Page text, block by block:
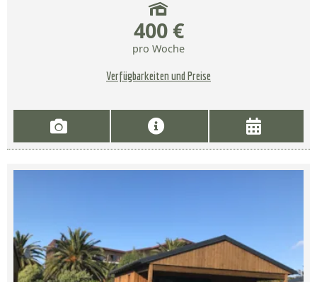
400 €
pro Woche
Verfügbarkeiten und Preise